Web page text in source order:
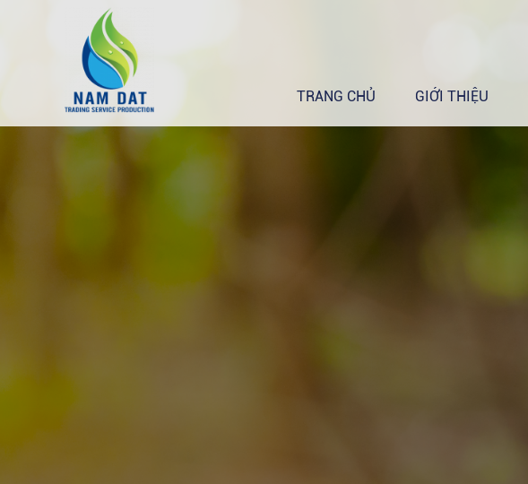
TRANG CHỦ GIỚI THIỆU